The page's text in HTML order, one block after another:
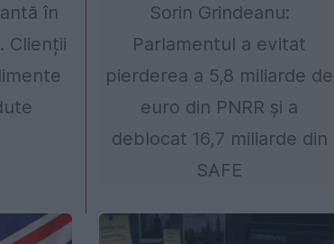
în
Clienții
Sorin Grindeanu:
Parlamentul a evitat
pierderea a 5,8 miliarde de
euro din PNRR și a
deblocat 16,7 miliarde din
SAFE